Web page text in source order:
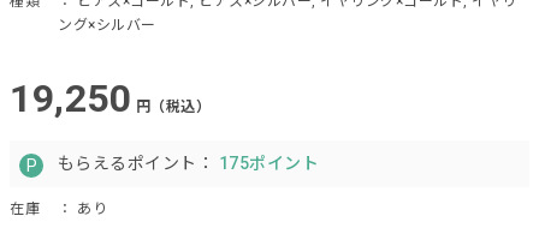
ング×シルバー
19,250 円（税込）
もらえるポイント： 175ポイント
在庫 ： あり